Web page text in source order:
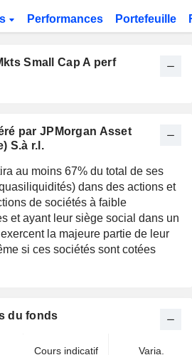
Performances Portefeuille
Small Cap A perf
par JPMorgan Asset
S.à r.l.
au moins 67% du total de ses
dans des actions et
de sociétés à faible
et ayant leur siège social dans un
la majeure partie de leur
si ces sociétés sont cotées
du fonds
Cours indicatif Varia.